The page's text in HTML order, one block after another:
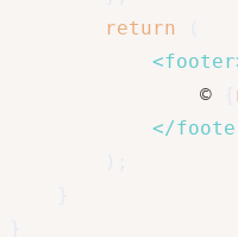
return
<footer
                ©
</